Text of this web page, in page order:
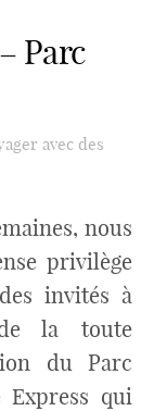
Parc
avec des
nous
privilège
invités à
la toute
du Parc
Express qui